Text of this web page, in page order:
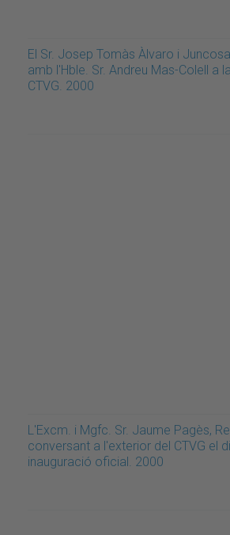
El Sr. Josep Tomàs Àlvaro i
amb l'Hble. Sr. Andreu Mas-Colell a
CTVG. 2000
L'Excm. i Mgfc. Sr. Jaume Pagès,
conversant a l'exterior del CTVG el
inauguració oficial. 2000